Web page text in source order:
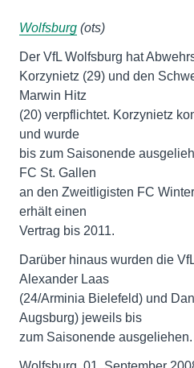
Wolfsburg (ots)
Der VfL Wolfsburg hat
Korzynietz (29) und den
Marwin Hitz
(20) verpflichtet. Korzynietz
und wurde
bis zum Saisonende
FC St. Gallen
an den Zweitligisten FC
erhält einen
Vertrag bis 2011.
Darüber hinaus wurden die
Alexander Laas
(24/Arminia Bielefeld) und
Augsburg) jeweils bis
zum Saisonende ausgeliehen.